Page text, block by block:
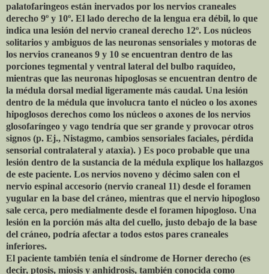
palatofaringeos están inervados por los nervios craneales
derecho 9º y 10º. El lado derecho de la lengua era débil, lo que
indica una lesión del nervio craneal derecho 12º. Los núcleos
solitarios y ambiguos de las neuronas sensoriales y motoras de
los nervios craneanos 9 y 10 se encuentran dentro de las
porciones tegmental y ventral lateral del bulbo raquídeo,
mientras que las neuronas hipoglosas se encuentran dentro de
la médula dorsal medial ligeramente más caudal. Una lesión
dentro de la médula que involucra tanto el núcleo o los axones
hipoglosos derechos como los núcleos o axones de los nervios
glosofaríngeo y vago tendría que ser grande y provocar otros
signos (p. Ej., Nistagmo, cambios sensoriales faciales, pérdida
sensorial contralateral y ataxia). ) Es poco probable que una
lesión dentro de la sustancia de la médula explique los hallazgos
de este paciente. Los nervios noveno y décimo salen con el
nervio espinal accesorio (nervio craneal 11) desde el foramen
yugular en la base del cráneo, mientras que el nervio hipogloso
sale cerca, pero medialmente desde el foramen hipogloso. Una
lesión en la porción más alta del cuello, justo debajo de la base
del cráneo, podría afectar a todos estos pares craneales
inferiores.
El paciente también tenía el síndrome de Horner derecho (es
decir, ptosis, miosis y anhidrosis, también conocida como